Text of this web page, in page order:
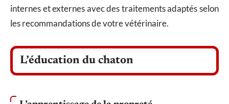
internes et externes avec des traitements adaptés selon
les recommandations de votre vétérinaire.
L’éducation du chaton